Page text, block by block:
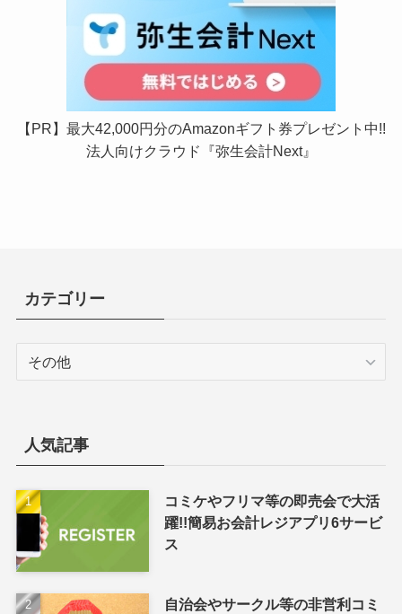
【PR】最大42,000円分のAmazonギフト券プレゼント中!!
法人向けクラウド『弥生会計Next』
カテゴリー
人気記事
コミケやフリマ等の即売会で大活
躍!!簡易お会計レジアプリ6サービ
ス
自治会やサークル等の非営利コミ